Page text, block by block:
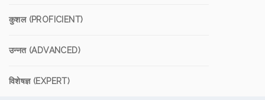
कुशल (PROFICIENT)
उन्नत (ADVANCED)
विशेषज्ञ (EXPERT)